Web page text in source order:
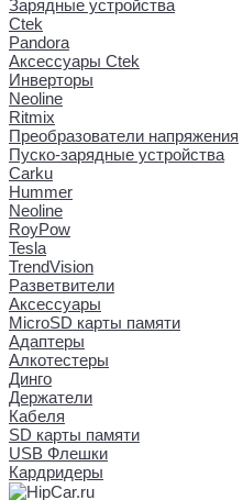
Зарядные устройства
Ctek
Pandora
Аксессуары Ctek
Инверторы
Neoline
Ritmix
Преобразователи напряжения
Пуско-зарядные устройства
Carku
Hummer
Neoline
RoyPow
Tesla
TrendVision
Разветвители
Аксессуары
MicroSD карты памяти
Адаптеры
Алкотестеры
Динго
Держатели
Кабеля
SD карты памяти
USB Флешки
Кардридеры